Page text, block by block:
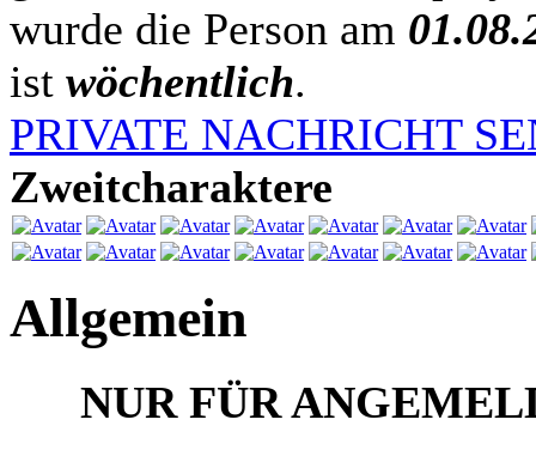
wurde die Person am
ist wöchentlich.
PRIVATE NACHRICHT
Zweitcharaktere
Allgemein
NUR FÜR